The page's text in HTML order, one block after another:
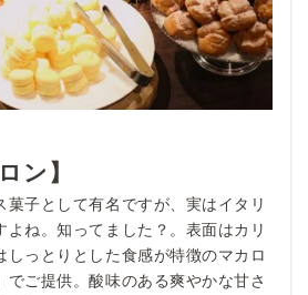
ン】
菓子として有名ですが、実はイタリ
よね。知ってました？。表面はカリ
しっとりとした食感が特徴のマカロ
でご提供。酸味のある爽やかな甘さ